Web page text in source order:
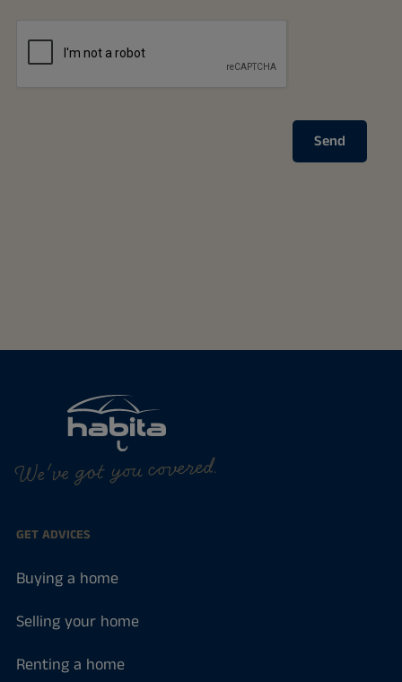
Send
We've got you covered.
GET ADVICES
Buying a home
Selling your home
Renting a home